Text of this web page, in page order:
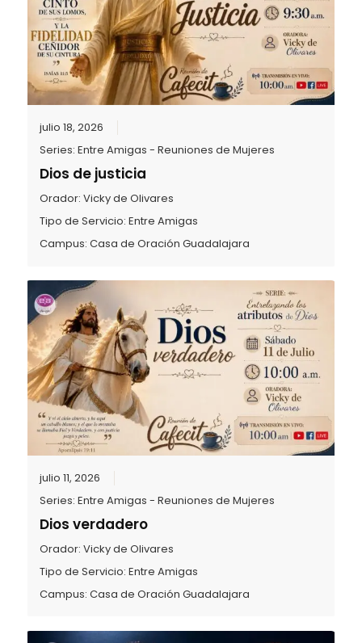
julio 18, 2026
Series:Entre Amigas - Reuniones de Mujeres
Dios de justicia
Orador:Vicky de Olivares
Tipo de Servicio:Entre Amigas
Campus:Casa de Oración Guadalajara
julio 11, 2026
Series:Entre Amigas - Reuniones de Mujeres
Dios verdadero
Orador:Vicky de Olivares
Tipo de Servicio:Entre Amigas
Campus:Casa de Oración Guadalajara